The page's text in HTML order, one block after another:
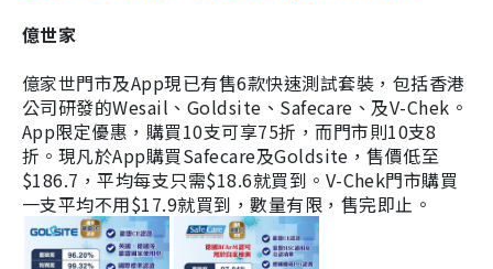
億世家
億家世門市及App現已有售6款快速測試套裝，包括香港
公司研發的Wesail、Goldsite、Safecare、及V-Chek。
App限定優惠，購買10支可享75折，而門市則10支8
折。現凡於App購買Safecare及Goldsite，售價低至
$186.7，平均每支只需$18.6就買到。V-Chek門市購買
一支平均不用$17.9就買到，數量有限，售完即止。